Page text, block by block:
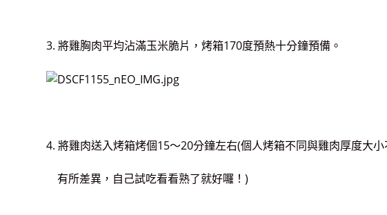
3. 將雞胸肉平均沾滿玉米脆片，烤箱170度預熱十分鐘預備。
4. 將雞肉送入烤箱烤個15～20分鐘左右(個人烤箱不同與雞肉厚度大
有所差異，自己試吃看看熟了就好囉！)